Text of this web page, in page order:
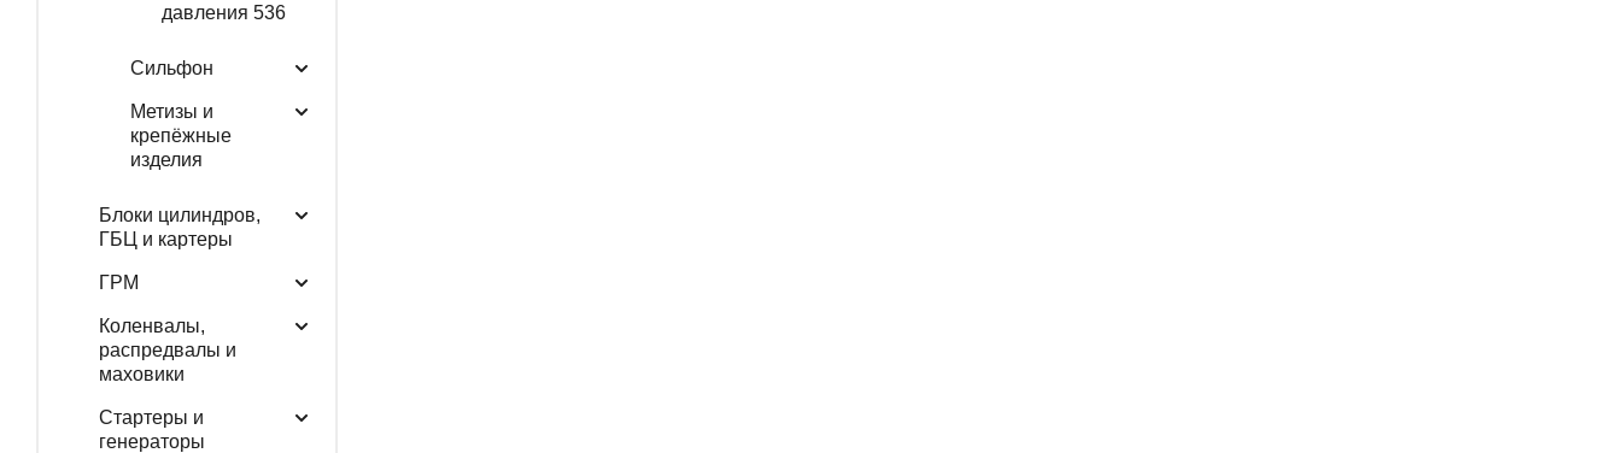
давления 536
Сильфон
Метизы и
крепёжные
изделия
Блоки цилиндров,
ГБЦ и картеры
ГРМ
Коленвалы,
распредвалы и
маховики
Стартеры и
генераторы